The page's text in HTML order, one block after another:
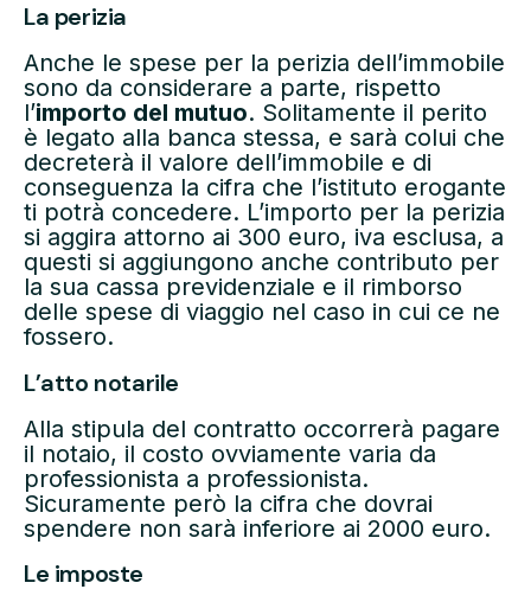
La perizia
Anche le spese per la perizia dell’immobile
sono da considerare a parte, rispetto
l’importo del mutuo. Solitamente il perito
è legato alla banca stessa, e sarà colui che
decreterà il valore dell’immobile e di
conseguenza la cifra che l’istituto erogante
ti potrà concedere. L’importo per la perizia
si aggira attorno ai 300 euro, iva esclusa, a
questi si aggiungono anche contributo per
la sua cassa previdenziale e il rimborso
delle spese di viaggio nel caso in cui ce ne
fossero.
L’atto notarile
Alla stipula del contratto occorrerà pagare
il notaio, il costo ovviamente varia da
professionista a professionista.
Sicuramente però la cifra che dovrai
spendere non sarà inferiore ai 2000 euro.
Le imposte